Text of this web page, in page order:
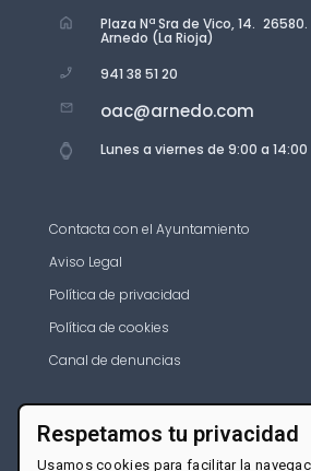
Plaza Nª Sra de Vico, 14. 26580.
Arnedo (La Rioja)
941 38 51 20
oac@arnedo.com
Lunes a viernes de 9:00 a 14:00
Contacta con el Ayuntamiento
Aviso Legal
Política de privacidad
Política de cookies
Canal de denuncias
Respetamos tu privacidad
Usamos cookies para facilitar la